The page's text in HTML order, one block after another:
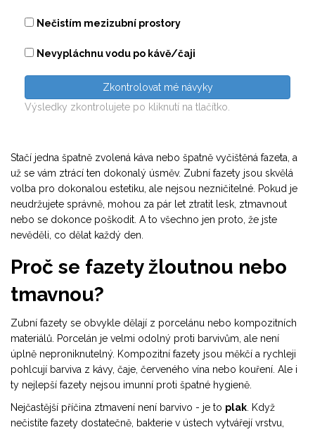
Nečistím mezizubní prostory
Nevypláchnu vodu po kávě/čaji
Zkontrolovat mé návyky
Výsledky zkontrolujete po kliknutí na tlačítko.
Stačí jedna špatně zvolená káva nebo špatně vyčištěná fazeta, a
už se vám ztrácí ten dokonalý úsměv. Zubní fazety jsou skvělá
volba pro dokonalou estetiku, ale nejsou nezničitelné. Pokud je
neudržujete správně, mohou za pár let ztratit lesk, ztmavnout
nebo se dokonce poškodit. A to všechno jen proto, že jste
nevěděli, co dělat každý den.
Proč se fazety žloutnou nebo
tmavnou?
Zubní fazety se obvykle dělají z porcelánu nebo kompozitních
materiálů. Porcelán je velmi odolný proti barvivům, ale není
úplně neproniknutelný. Kompozitní fazety jsou měkčí a rychleji
pohlcují barviva z kávy, čaje, červeného vína nebo kouření. Ale i
ty nejlepší fazety nejsou imunní proti špatné hygieně.
Nejčastější příčina ztmavení není barvivo - je to plak . Když
nečistíte fazety dostatečně, bakterie v ústech vytvářejí vrstvu,